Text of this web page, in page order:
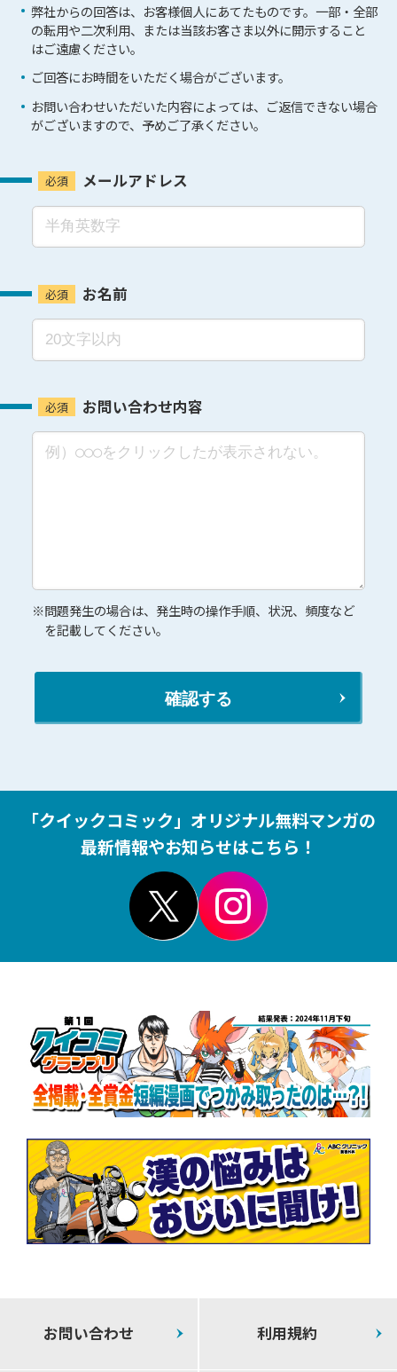
弊社からの回答は、お客様個人にあてたものです。一部・全部
の転用や二次利用、または当該お客さま以外に開示すること
はご遠慮ください。
ご回答にお時間をいただく場合がございます。
お問い合わせいただいた内容によっては、ご返信できない場合
がございますので、予めご了承ください。
メールアドレス
お名前
お問い合わせ内容
※問題発生の場合は、発生時の操作手順、状況、頻度など
を記載してください。
「クイックコミック」オリジナル無料マンガの
最新情報やお知らせはこちら！
お問い合わせ 利用規約